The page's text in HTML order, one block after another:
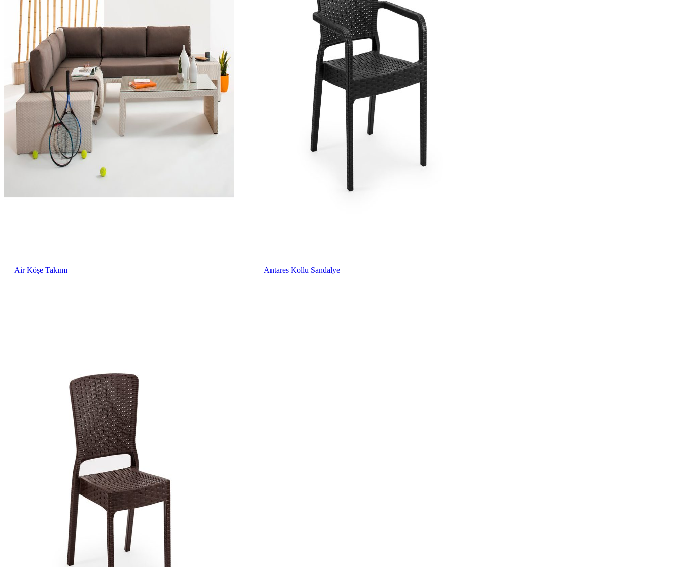
Orhans Home Garden
Katalog
Teklif⠀İste
Projelerimiz
İletişim
Air Köşe Takımı Antares Kollu Sandalye